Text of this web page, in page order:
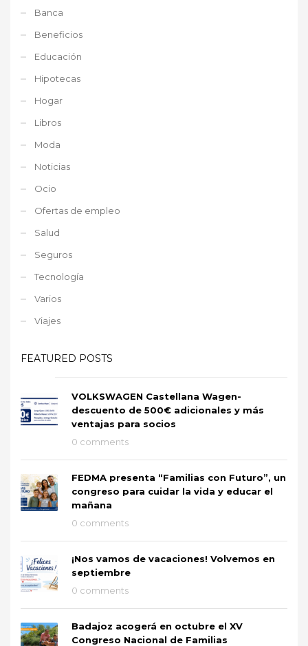
Banca
Beneficios
Educación
Hipotecas
Hogar
Libros
Moda
Noticias
Ocio
Ofertas de empleo
Salud
Seguros
Tecnología
Varios
Viajes
FEATURED POSTS
VOLKSWAGEN Castellana Wagen-
descuento de 500€ adicionales y más
ventajas para socios
0 comments
FEDMA presenta “Familias con Futuro”, un
congreso para cuidar la vida y educar el
mañana
0 comments
¡Nos vamos de vacaciones! Volvemos en
septiembre
0 comments
Badajoz acogerá en octubre el XV
Congreso Nacional de Familias